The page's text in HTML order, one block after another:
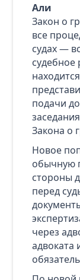
Али
Закон о
все
судах —
судебное
подачи
Закона о
Новое
обычную
стороны
перед
через
адвоката